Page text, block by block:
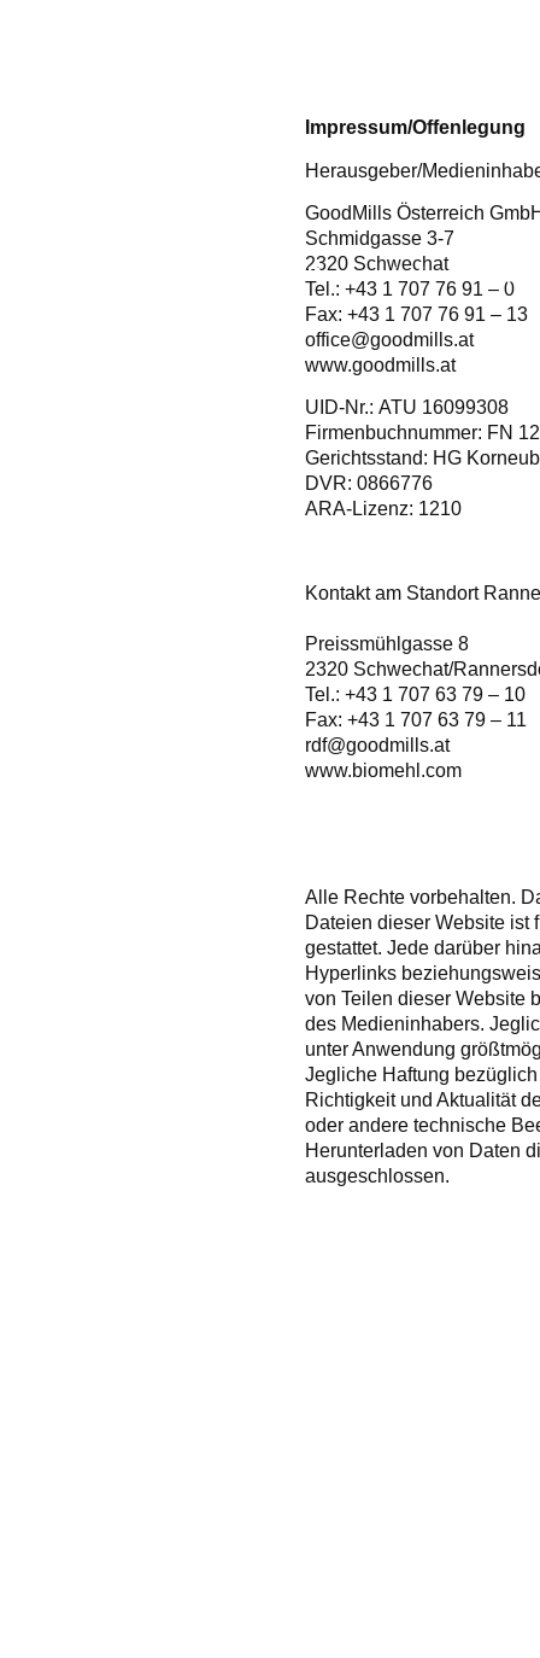
Rannersdorfer
Impressum/Offenlegung
Herausgeber/
GoodMills Österreich
Schmidgasse 3-7
2320 Schwechat
Tel.: +43 1 707 76 91 – 0
Fax: +43 1 707 76 91 – 13
office@goodmills.at
www.goodmills.at
UID-Nr.: ATU 16099308
Firmenbuchnummer: FN
Gerichtsstand: HG
DVR: 0866776
ARA-Lizenz: 1210
Kontakt am Standort
Preissmühlgasse 8
2320 Schwechat/
Tel.: +43 1 707 63 79 – 10
Fax: +43 1 707 63 79 – 11
rdf@goodmills.at
www.biomehl.com
Alle Rechte vorbehalten.
Dateien dieser Website ist
gestattet. Jede darüber
Hyperlinks
von Teilen dieser Website
des Medieninhabers.
unter Anwendung
Jegliche Haftung
Richtigkeit und Aktualität
oder andere technische
Herunterladen von Daten
ausgeschlossen.